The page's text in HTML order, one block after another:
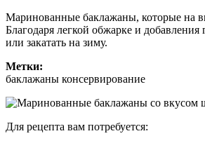
Маринованные баклажаны, которые на
Благодаря легкой обжарке и
или закатать на зиму.
Метки:
баклажаны консервирование
Для рецепта вам потребуется: